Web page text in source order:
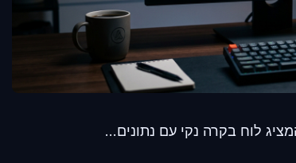
לוח בקרה נקי עם נתונים...